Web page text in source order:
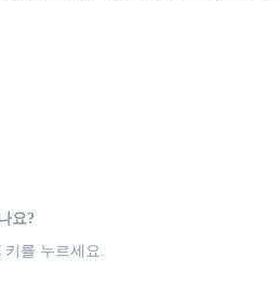
요?
키를 누르세요.